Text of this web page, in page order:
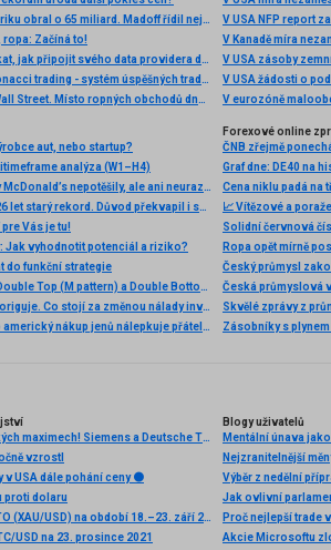
Stvořil elitní klub, kde Ameriku obral o 65 miliard. Madoff řídil největší Ponzi dějin
Začíná to!
Historická data, kde je získat, jak připojit svého data providera do MultiCharts a proč je budeme potřebovat? (4. díl)
Jak obchodují profíci: Fibonacci trading - systém úspěšných traderů
Burza v LA chtěla sesadit Wall Street. Místo ropných obchodů dnes místem duní basy
V USA NFP report
V Kanadě míra
V USA zásoby
V USA žádosti o
V eurozóně
aut, nebo startup?
analýza (W1–H4)
Akciová analýza: Výsledky McDonald’s nepotěšily, ale ani neurazily. Jakou vizi společnost prezentovala?
Akcie Microsoftu zlomily 26 let starý rekord. Důvod překvapil i samotné investory
Vás je tu!
Jak vyhodnotit potenciál a riziko?
do funkční strategie
Jak obchodovat formace Double Top (M pattern) a Double Bottom (W pattern)
NASDAQ po silném růstu koriguje. Co stojí za změnou nálady investorů?
INVESTIČNÍ GLOSA: Trump americký nákup jenů nálepkuje přátelstvím. Pravda je jinde
Forexové online
Cena niklu padá na
📈 Vítězové a
Solidní červnová
Ropa opět mírně
Český průmysl
Skvělé zprávy z
Graf dne: DE40 na historických maximech! Siemens a Deutsche Telekom překvapují výsledky!
vzrostl
USA dále pohání ceny ⚫
proti dolaru
Obchodní signály pro ZLATO (XAU/USD) na období 18.–23. září 2025: prodej pod 3 671 USD (7/8 Murray – 21 SMA)
USD na 23. prosince 2021
Blogy uživatelů
Mentální únava
Nejzranitelnější
Výběr z nedělní
Proč nejlepší trade